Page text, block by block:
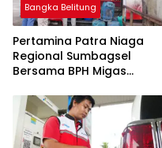
Bangka Belitung
Pertamina Patra Niaga
Regional Sumbagsel
Bersama BPH Migas
Penyaluran BBM Subsidi
bagi Nelayan melalui
Aplikasi XSTAR